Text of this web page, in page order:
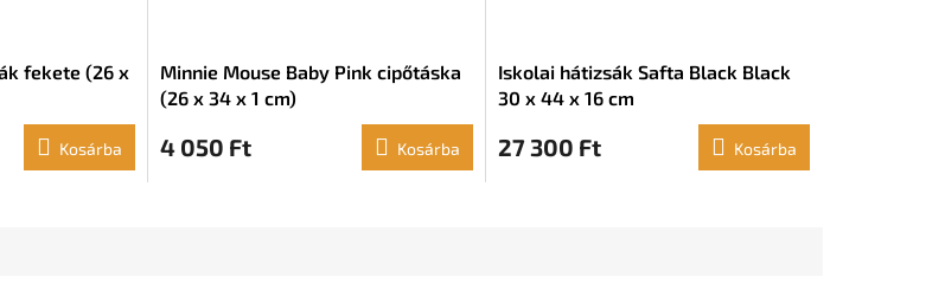
fekete (26 x
Kosárba
Minnie Mouse Baby Pink cipőtáska
(26 x 34 x 1 cm)
4 050 Ft Kosárba
Iskolai hátizsák Safta Black Black
30 x 44 x 16 cm
27 300 Ft Kosárba